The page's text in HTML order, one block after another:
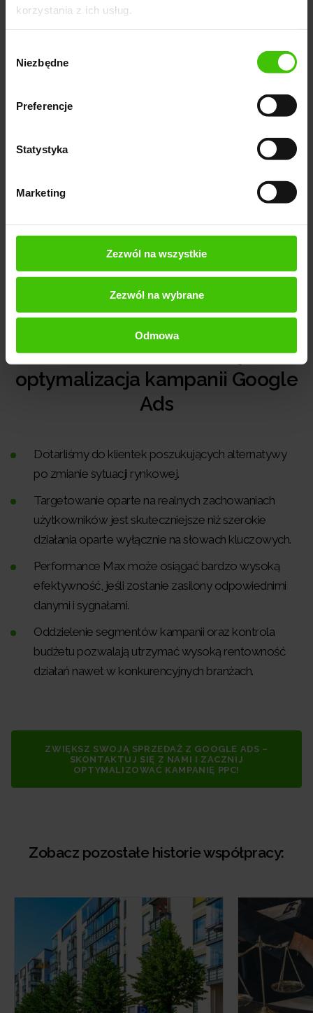
korzystania z ich usług.
zgody
Niezbędne
Preferencje
Statystyka
Marketing
Zezwól na wszystkie
Zezwól na wybrane
Odmowa
Ty także możesz odnieść taki sukces!
stabilne wyniki
Wnioski i rekomendacje –
optymalizacja kampanii Google
Ads
Dotarliśmy do klientek poszukujących alternatywy
po zmianie sytuacji rynkowej.
Targetowanie oparte na realnych zachowaniach
użytkowników jest skuteczniejsze niż szerokie
działania oparte wyłącznie na słowach kluczowych.
Performance Max może osiągać bardzo wysoką
efektywność, jeśli zostanie zasilony odpowiednimi
danymi i sygnałami.
Oddzielenie segmentów kampanii oraz kontrola
budżetu pozwalają utrzymać wysoką rentowność
działań nawet w konkurencyjnych branżach.
ZWIĘKSZ SWOJĄ SPRZEDAŻ Z GOOGLE ADS –
SKONTAKTUJ SIĘ Z NAMI I ZACZNIJ
OPTYMALIZOWAĆ KAMPANIĘ PPC!
Zobacz pozostałe historie współpracy: